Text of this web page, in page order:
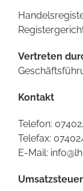
Vertreten
Kontakt
Telefon:
Telefax:
E-Mail: